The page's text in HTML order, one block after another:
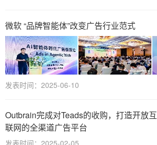
微软 “品牌智能体”改变广告行业范式
发表时间：2025-06-10
Outbrain完成对Teads的收购，打造开放互
联网的全渠道广告平台
发表时间：2025-02-05